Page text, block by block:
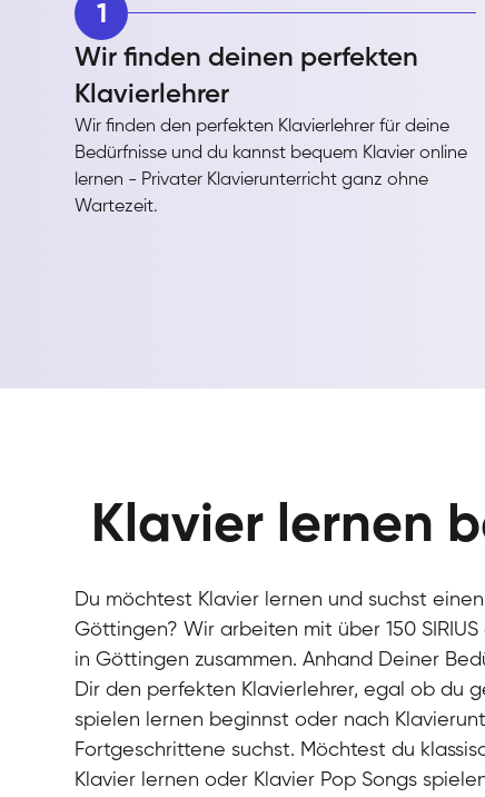
1
Wir finden deinen perfekten
Klavierlehrer
Wir finden den perfekten Klavierlehrer für deine
Bedürfnisse und du kannst bequem Klavier online
lernen - Privater Klavierunterricht ganz ohne
Wartezeit.
Klavier lernen
Du möchtest Klavier lernen und suchst
Göttingen? Wir arbeiten mit über 150
in Göttingen zusammen. Anhand Deiner
Dir den perfekten Klavierlehrer, egal ob du
spielen lernen beginnst oder nach
Fortgeschrittene suchst. Möchtest du
Klavier lernen oder Klavier Pop Songs